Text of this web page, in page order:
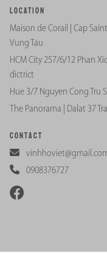
Location
Maison de Corail | Cap
Vung Tau
HCM City 257/6/12 Phan
dictrict
Hue 3/7 Nguyen Cong Tru
The Panorama | Dalat 37
Contact
0908376727